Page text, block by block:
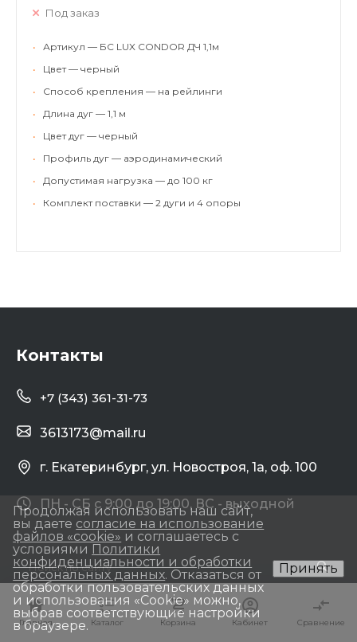
Главная Каталог Корзина Кабинет Сравнение
Главная Каталог Корзина Кабинет Сравнение
Под заказ
•
Артикул — БС LUX CONDOR ДЧ 1,1м
•
Цвет — черный
•
Способ крепления — на рейлинги
•
Длина дуг — 1,1 м
•
Цвет дуг — черный
•
Профиль дуг — аэродинамический
•
Допустимая нагрузка — до 100 кг
•
Комплект поставки — 2 дуги и 4 опоры
Контакты
+7 (343) 361-31-73
г. Екатеринбург, ул. Новостроя, 1а, оф. 100
3613173@mail.ru
ПН - СБ с 9:00 до 19:00, ВС - выходной
vk youtube
Продолжая использовать наш сайт,
вы даете согласие на использование
файлов «cookie» и соглашаетесь с
условиями Политики
конфиденциальности и обработки
персональных данных. Отказаться от
обработки пользовательских данных
и использования «Сookie» можно,
выбрав соответствующие настройки
в браузере.
Принять